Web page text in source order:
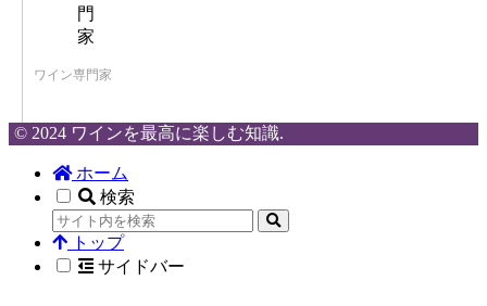
ワイン専門家
© 2024 ワインを最高に楽しむ知識.
ホーム
検索
トップ
サイドバー